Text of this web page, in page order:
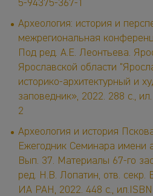
5-94375-367-1
Археология: история и
межрегиональная
Под ред. А.Е. Леонтьева.
Ярославской области
историко-архитектурный и
заповедник», 2022. 288 с.,
2
Археология и история
Ежегодник Семинара имени
Вып. 37. Материалы 67-го
ред. Н.В. Лопатин, отв. секр.
ИА РАН, 2022. 448 с.,